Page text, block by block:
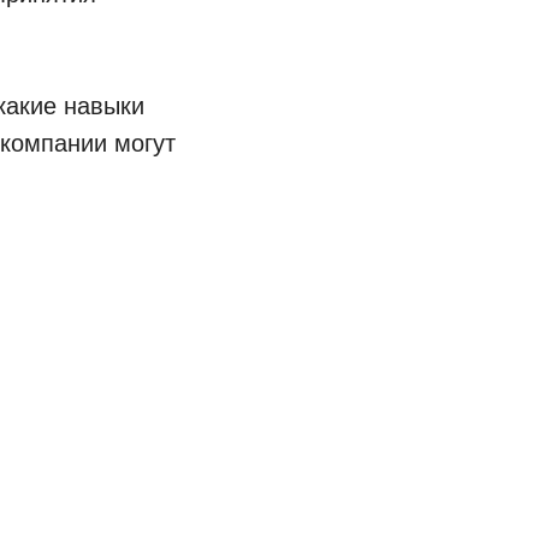
навыки
могут